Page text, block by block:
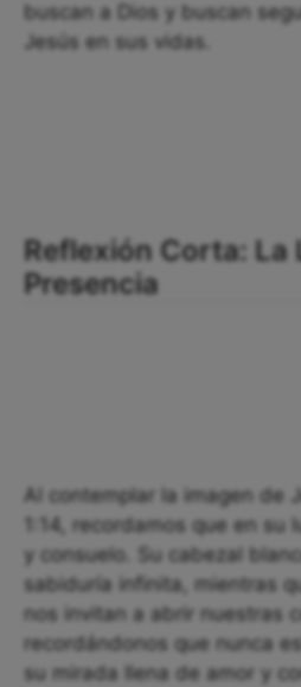
buscan a Dios y buscan
Jesús en sus vidas.
Reflexión Corta: La
Presencia
Al contemplar la imagen de
1:14, recordamos que en su
y consuelo. Su cabezal
sabiduría infinita, mientras
nos invitan a abrir nuestras
recordándonos que nunca
su mirada llena de amor y